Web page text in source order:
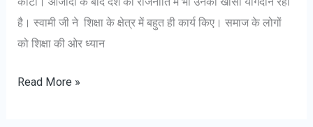
है। स्वामी जी ने शिक्षा के क्षेत्र में बहुत ही कार्य किए। समाज के लोगों
को शिक्षा की ओर ध्यान
आजाद
Read More »